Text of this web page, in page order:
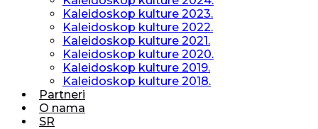
Kaleidoskop kulture 2023.
Kaleidoskop kulture 2022.
Kaleidoskop kulture 2021.
Kaleidoskop kulture 2020.
Kaleidoskop kulture 2019.
Kaleidoskop kulture 2018.
Partneri
O nama
SR